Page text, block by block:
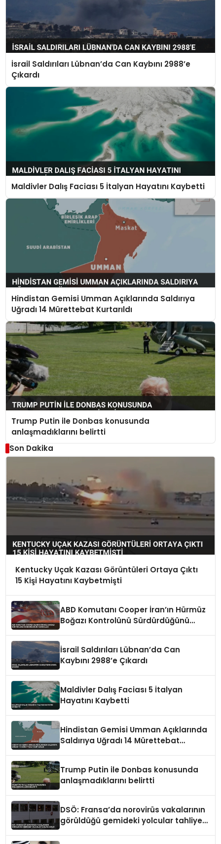
İsrail Saldırıları Lübnan’da Can Kaybını 2988’e
Çıkardı
Maldivler Dalış Faciası 5 İtalyan Hayatını Kaybetti
Hindistan Gemisi Umman Açıklarında Saldırıya
Uğradı 14 Mürettebat Kurtarıldı
Trump Putin ile Donbas konusunda
anlaşmadıklarını belirtti
Son Dakika
Kentucky Uçak Kazası Görüntüleri Ortaya Çıktı
15 Kişi Hayatını Kaybetmişti
ABD Komutanı Cooper İran’ın Hürmüz
Boğazı Kontrolünü Sürdürdüğünü
İsrail Saldırıları Lübnan’da Can
Kaybını 2988’e Çıkardı
Maldivler Dalış Faciası 5 İtalyan
Hayatını Kaybetti
Hindistan Gemisi Umman Açıklarında
Saldırıya Uğradı 14 Mürettebat
Trump Putin ile Donbas konusunda
anlaşmadıklarını belirtti
DSÖ: Fransa’da norovirüs vakalarının
görüldüğü gemideki yolcular tahliye